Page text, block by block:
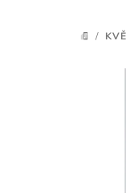
DOMŮ
/